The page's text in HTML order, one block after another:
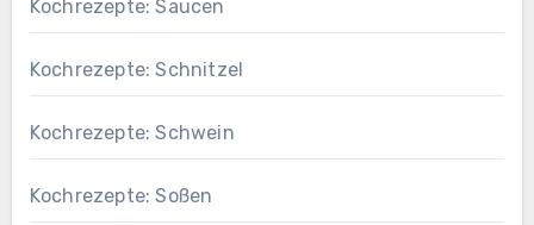
Kochrezepte: Saucen
Kochrezepte: Schnitzel
Kochrezepte: Schwein
Kochrezepte: Soßen